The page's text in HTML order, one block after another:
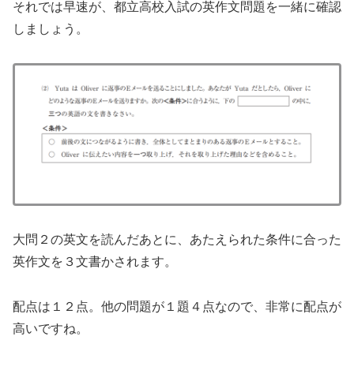
それでは早速が、都立高校入試の英作文問題を一緒に確認
しましょう。
大問２の英文を読んだあとに、あたえられた条件に合った
英作文を３文書かされます。
配点は１２点。他の問題が１題４点なので、非常に配点が
高いですね。